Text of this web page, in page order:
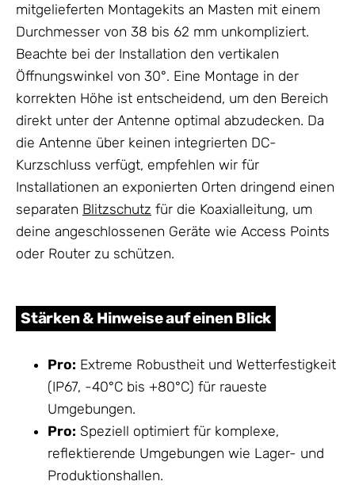
mitgelieferten Montagekits an Masten mit einem
Durchmesser von 38 bis 62 mm unkompliziert.
Beachte bei der Installation den vertikalen
Öffnungswinkel von 30°. Eine Montage in der
korrekten Höhe ist entscheidend, um den Bereich
direkt unter der Antenne optimal abzudecken. Da
die Antenne über keinen integrierten DC-
Kurzschluss verfügt, empfehlen wir für
Installationen an exponierten Orten dringend einen
separaten Blitzschutz für die Koaxialleitung, um
deine angeschlossenen Geräte wie Access Points
oder Router zu schützen.
Stärken & Hinweise auf einen Blick
Pro: Extreme Robustheit und Wetterfestigkeit
(IP67, -40°C bis +80°C) für raueste
Umgebungen.
Pro: Speziell optimiert für komplexe,
reflektierende Umgebungen wie Lager- und
Produktionshallen.